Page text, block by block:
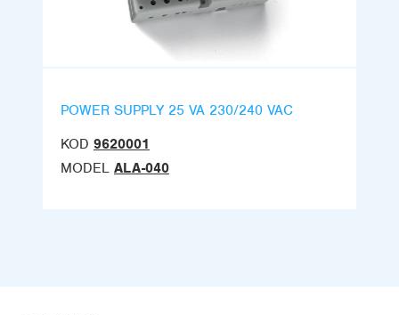
POWER SUPPLY 25 VA 230/240 VAC
KOD 9620001
MODEL ALA-040